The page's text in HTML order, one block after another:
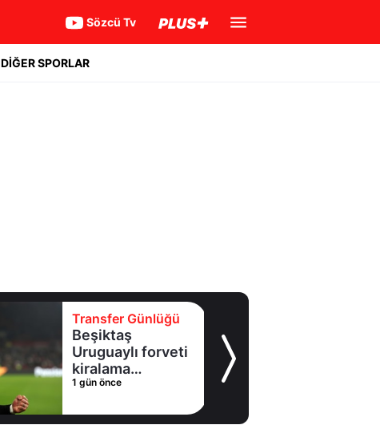
Sözcü Tv
DİĞER SPORLAR
Transfer Günlüğü
Beşiktaş
Uruguaylı forveti
kiralama
konusunda Al
Adım adım Nunez
1 gün önce